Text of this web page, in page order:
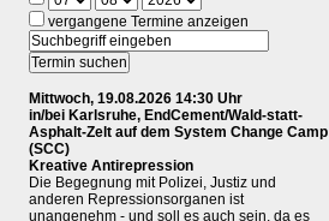
vergangene Termine anzeigen
Mittwoch, 19.08.2026 14:30 Uhr
in/bei Karlsruhe, EndCement/Wald-statt-
Asphalt-Zelt auf dem System Change Camp
(SCC)
Kreative Antirepression
Die Begegnung mit Polizei, Justiz und
anderen Repressionsorganen ist
unangenehm - und soll es auch sein, da es